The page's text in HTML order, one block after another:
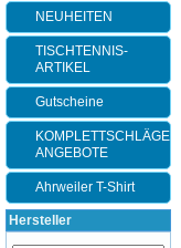
NEUHEITEN
TISCHTENNIS-
ARTIKEL
Gutscheine
KOMPLETTSCHLÄGER-
ANGEBOTE
Ahrweiler T-Shirt
Hersteller